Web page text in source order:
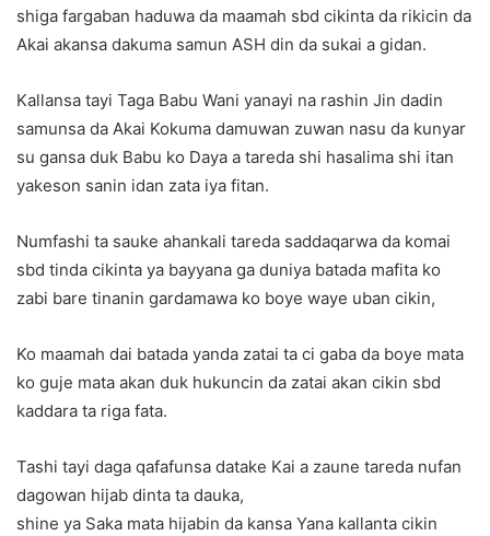
shiga fargaban haduwa da maamah sbd cikinta da rikicin da
Akai akansa dakuma samun ASH din da sukai a gidan.
Kallansa tayi Taga Babu Wani yanayi na rashin Jin dadin
samunsa da Akai Kokuma damuwan zuwan nasu da kunyar
su gansa duk Babu ko Daya a tareda shi hasalima shi itan
yakeson sanin idan zata iya fitan.
Numfashi ta sauke ahankali tareda saddaqarwa da komai
sbd tinda cikinta ya bayyana ga duniya batada mafita ko
zabi bare tinanin gardamawa ko boye waye uban cikin,
Ko maamah dai batada yanda zatai ta ci gaba da boye mata
ko guje mata akan duk hukuncin da zatai akan cikin sbd
kaddara ta riga fata.
Tashi tayi daga qafafunsa datake Kai a zaune tareda nufan
dagowan hijab dinta ta dauka,
shine ya Saka mata hijabin da kansa Yana kallanta cikin